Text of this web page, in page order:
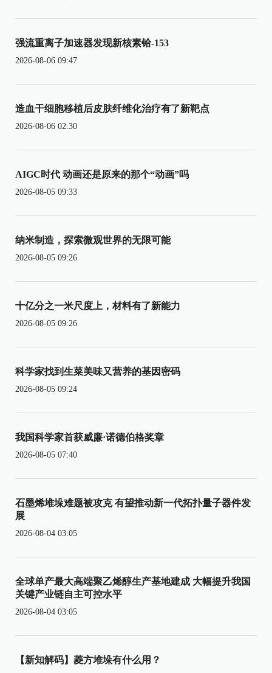
强流重离子加速器发现新核素铪-153
2026-08-06 09:47
造血干细胞移植后皮肤纤维化治疗有了新靶点
2026-08-06 02:30
AIGC时代 动画还是原来的那个“动画”吗
2026-08-05 09:33
纳米制造，探索微观世界的无限可能
2026-08-05 09:26
十亿分之一米尺度上，材料有了新能力
2026-08-05 09:26
科学家找到生菜美味又营养的基因密码
2026-08-05 09:24
我国科学家首获威廉·诺德伯格奖章
2026-08-05 07:40
石墨烯堆垛难题被攻克 有望推动新一代拓扑量子器件发
展
2026-08-04 03:05
全球单产最大高端聚乙烯醇生产基地建成 大幅提升我国
关键产业链自主可控水平
2026-08-04 03:05
【新知解码】菱方堆垛有什么用？